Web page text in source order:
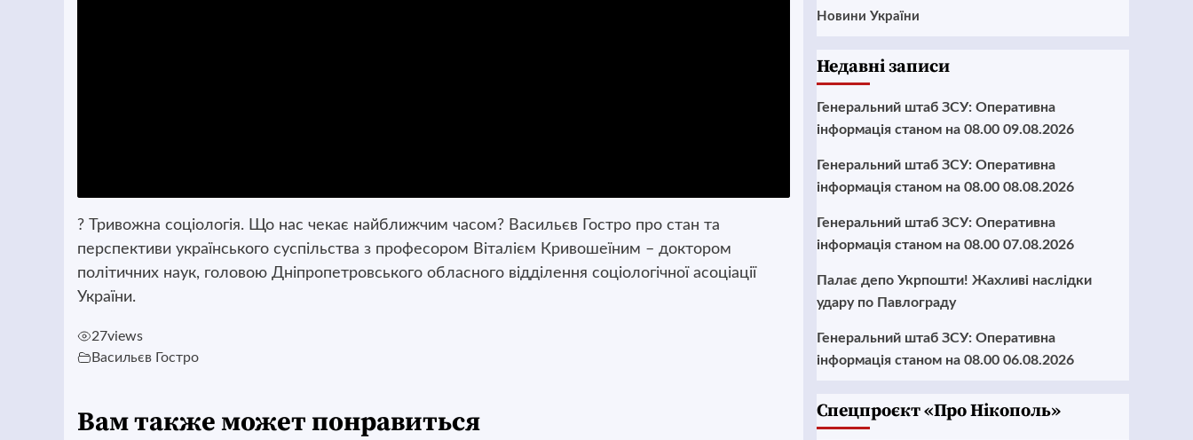
? Тривожна соціологія. Що нас чекає найближчим часом? Васильєв Гостро про стан та
перспективи українського суспільства з професором Віталієм Кривошеїним – доктором
політичних наук, головою Дніпропетровського обласного відділення соціологічної асоціації
України.
27views
Васильєв Гостро
Вам также может понравиться
Новини України
Недавні записи
Генеральний штаб ЗСУ: Оперативна
інформація станом на 08.00 09.08.2026
Генеральний штаб ЗСУ: Оперативна
інформація станом на 08.00 08.08.2026
Генеральний штаб ЗСУ: Оперативна
інформація станом на 08.00 07.08.2026
Палає депо Укрпошти! Жахливі наслідки
удару по Павлограду
Генеральний штаб ЗСУ: Оперативна
інформація станом на 08.00 06.08.2026
Cпецпроєкт «Про Нікополь»